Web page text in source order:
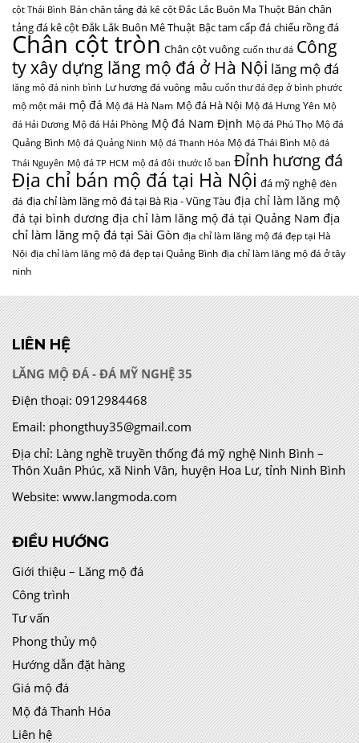
cột Thái Bình Bán chân tảng đá kê cột Đắc Lắc Buôn Ma Thuột Bán chân
tảng đá kê cột Đắk Lắk Buôn Mê Thuật Bậc tam cấp đá chiếu rồng đá
Chân cột tròn Chân cột vuông cuốn thư đá Công
ty xây dựng lăng mộ đá ở Hà Nội lăng mộ đá
lăng mộ đá ninh bình Lư hương đá vuông mẫu cuốn thư đá đẹp ở bình phước
mộ một mái mộ đá Mộ đá Hà Nam Mộ đá Hà Nội Mộ đá Hưng Yên Mộ
đá Hải Dương Mộ đá Hải Phòng Mộ đá Nam Định Mộ đá Phú Thọ Mộ đá
Quảng Bình Mộ đá Quảng Ninh Mộ đá Thanh Hóa Mộ đá Thái Bình Mộ đá
Thái Nguyên Mộ đá TP HCM mộ đá đôi thước lỗ ban Đỉnh hương đá
Địa chỉ bán mộ đá tại Hà Nội đá mỹ nghệ đèn
đá địa chỉ làm lăng mộ đá tại Bà Rịa - Vũng Tàu địa chỉ làm lăng mộ
đá tại bình dương địa chỉ làm lăng mộ đá tại Quảng Nam địa
chỉ làm lăng mộ đá tại Sài Gòn địa chỉ làm lăng mộ đá đẹp tại Hà
Nội địa chỉ làm lăng mộ đá đẹp tại Quảng Bình địa chỉ làm lăng mộ đá ở tây
ninh
LIÊN HỆ
LĂNG MỘ ĐÁ - ĐÁ MỸ NGHỆ 35
Điện thoại: 0912984468
Email: phongthuy35@gmail.com
Địa chỉ:Làng nghề truyền thống đá mỹ nghệ Ninh Bình –
Thôn Xuân Phúc, xã Ninh Vân, huyện Hoa Lư, tỉnh Ninh Bình
Website: www.langmoda.com
ĐIỀU HƯỚNG
Giới thiệu – Lăng mộ đá
Công trình
Tư vấn
Phong thủy mộ
Hướng dẫn đặt hàng
Giá mộ đá
Mộ đá Thanh Hóa
Liên hệ